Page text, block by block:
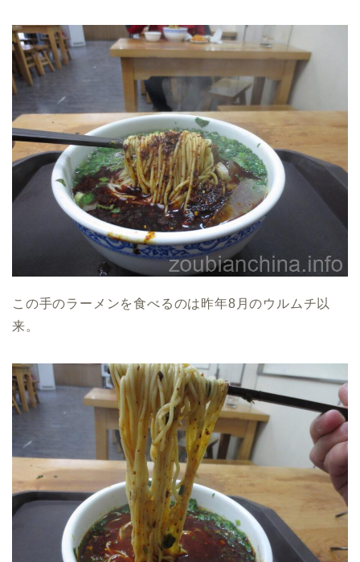
この手のラーメンを食べるのは昨年8月のウルムチ以
来。